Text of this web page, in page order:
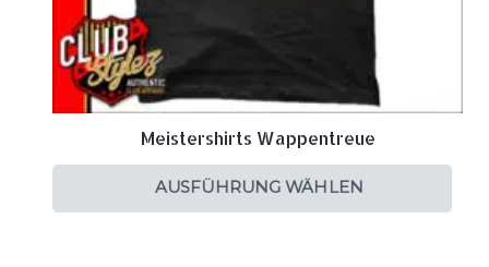
Meistershirts Wappentreue
AUSFÜHRUNG WÄHLEN